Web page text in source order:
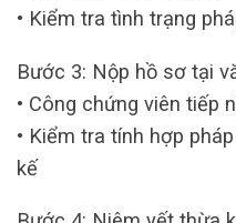
• Kiểm tra tình trạng
Bước 3: Nộp hồ sơ tại
• Công chứng viên tiếp
• Kiểm tra tính hợp
kế